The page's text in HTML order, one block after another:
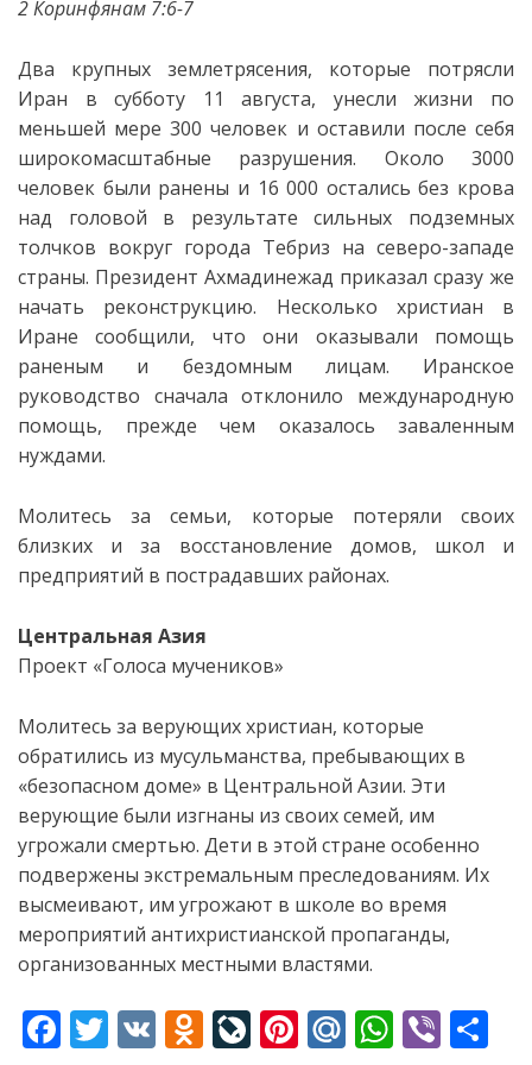
2 Коринфянам 7:6-7
Два крупных землетрясения, которые потрясли
Иран в субботу 11 августа, унесли жизни по
меньшей мере 300 человек и оставили после себя
широкомасштабные разрушения. Около 3000
человек были ранены и 16 000 остались без крова
над головой в результате сильных подземных
толчков вокруг города Тебриз на северо-западе
страны. Президент Ахмадинежад приказал сразу же
начать реконструкцию. Несколько христиан в
Иране сообщили, что они оказывали помощь
раненым и бездомным лицам. Иранское
руководство сначала отклонило международную
помощь, прежде чем оказалось заваленным
нуждами.
Молитесь за семьи, которые потеряли своих
близких и за восстановление домов, школ и
предприятий в пострадавших районах.
Центральная Азия
Проект «Голоса мучеников»
Молитесь за верующих христиан, которые
обратились из мусульманства, пребывающих в
«безопасном доме» в Центральной Азии. Эти
верующие были изгнаны из своих семей, им
угрожали смертью. Дети в этой стране особенно
подвержены экстремальным преследованиям. Их
высмеивают, им угрожают в школе во время
мероприятий антихристианской пропаганды,
организованных местными властями.
F T V O Li Pi M W Vi